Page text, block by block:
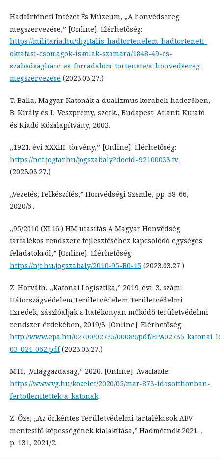
Hadtörténeti Intézet És Múzeum, „A honvédsereg
megszervezése,” [Online]. Elérhetőség:
https://militaria.hu/digitalis-hadtortenelem-hadtorteneti-
oktatasi-csomagok-iskolak-szamara/1848-49-es-
szabadsagharc-es-forradalom-tortenete/a-honvedsereg-
megszervezese (2023.03.27.)
T. Balla, Magyar Katonák a dualizmus korabeli haderőben,
B. Király és L. Veszprémy, szerk., Budapest: Atlanti Kutató
és Kiadó Közalapítvány, 2003.
„1921. évi XXXIII. törvény,” [Online]. Elérhetőség:
https://net.jogtar.hu/jogszabaly?docid=92100033.tv
(2023.03.27.)
„Vezetés, Felkészítés,” Honvédségi Szemle, pp. 58-66,
2020/6..
„95/2010 (XI.16.) HM utasítás A Magyar Honvédség
tartalékos rendszere fejlesztéséhez kapcsolódó egységes
feladatokról,” [Online]. Elérhetőség:
https://njt.hu/jogszabaly/2010-95-B0-15 (2023.03.27.)
Z. Horváth, „Katonai Logisztika,” 2019. évi. 3. szám:
Hátországvédelem,Területvédelem Területvédelmi
Ezredek, zászlóaljak a hatékonyan működő területvédelmi
rendszer érdekében, 2019/3. [Online]. Elérhetőség:
http://www.epa.hu/02700/02735/00089/pdf/
03_024-062.pdf(2023.03.27.)
MTI, „Világgazdaság,” 2020. [Online]. Available:
https://www.vg.hu/kozelet/2020/05/mar-873-idosotthonban-
fertotlenitettek-a-katonak.
Z. Őze, „Az önkéntes Területvédelmi tartalékosok ABV-
mentesítő képességének kialakítása,” Hadmérnök 2021. ,
p. 131, 2021/2.